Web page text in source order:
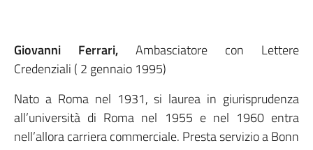
Giovanni Ferrari, Ambasciatore con Lettere
Credenziali ( 2 gennaio 1995)
Nato a Roma nel 1931, si laurea in giurisprudenza
all’università di Roma nel 1955 e nel 1960 entra
nell’allora carriera commerciale. Presta servizio a Bonn